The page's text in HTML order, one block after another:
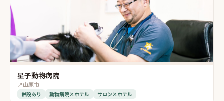
星子動物病院
📍山鹿市
併設あり 動物病院×ホテル サロン×ホテル